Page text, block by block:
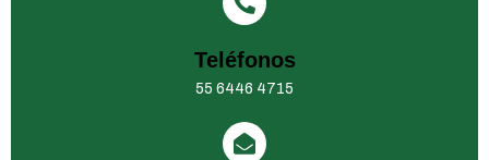
Teléfonos
55 6446 4715